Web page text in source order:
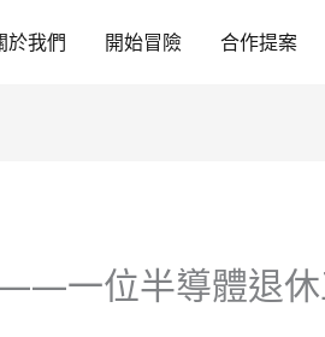
於我們 開始冒險 合作提案
一位半導體退